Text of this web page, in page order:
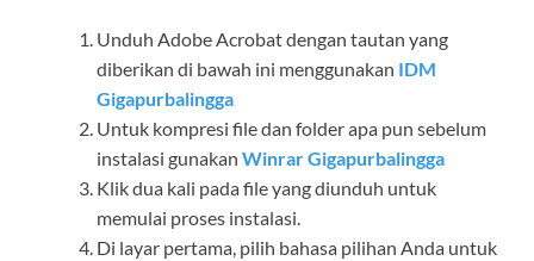
Unduh Adobe Acrobat dengan tautan yang
diberikan di bawah ini menggunakan IDM
Gigapurbalingga
Untuk kompresi file dan folder apa pun sebelum
instalasi gunakan Winrar Gigapurbalingga
Klik dua kali pada file yang diunduh untuk
memulai proses instalasi.
Di layar pertama, pilih bahasa pilihan Anda untuk